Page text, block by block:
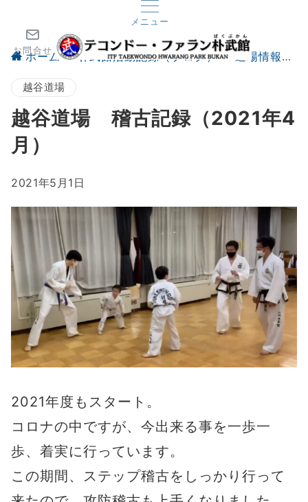
メニュー
お問合せ
ホーム 朴武館活動記録（ブログ） 道場情報
越谷道場
越谷道場 稽古記録（2021年4
月）
2021年5月1日
2021年度もスタート。
コロナの中ですが、今出来る事を一歩一
歩、着実に行っています。
この期間、ステップ稽古をしっかり行って